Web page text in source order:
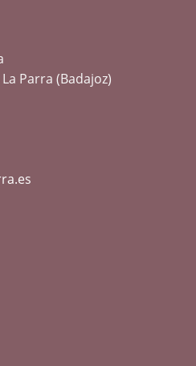
Parra (Badajoz)